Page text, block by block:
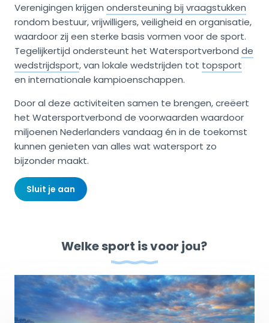
Verenigingen krijgen ondersteuning bij vraagstukken
rondom bestuur, vrijwilligers, veiligheid en organisatie,
waardoor zij een sterke basis vormen voor de sport.
Tegelijkertijd ondersteunt het Watersportverbond de
wedstrijdsport, van lokale wedstrijden tot topsport
en internationale kampioenschappen.
Door al deze activiteiten samen te brengen, creëert
het Watersportverbond de voorwaarden waardoor
miljoenen Nederlanders vandaag én in de toekomst
kunnen genieten van alles wat watersport zo
bijzonder maakt.
Sluit je aan
Welke sport is voor jou?